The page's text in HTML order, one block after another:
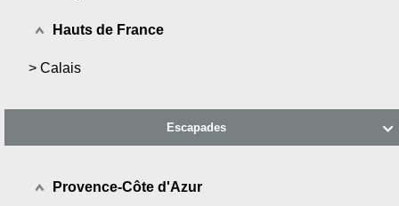
Hauts de France
> Calais

Escapades
Provence-Côte d'Azur